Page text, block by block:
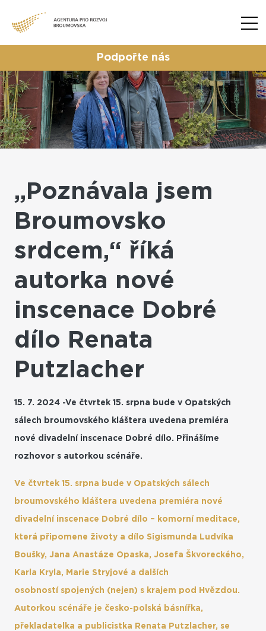
„Poznávala jsem
Broumovsko
srdcem,“ říká
autorka nové
inscenace Dobré
dílo Renata
Putzlacher
15. 7. 2024 -Ve čtvrtek 15. srpna bude v Opatských
sálech broumovského kláštera uvedena premiéra
nové divadelní inscenace Dobré dílo. Přinášíme
rozhovor s autorkou scénáře.
Ve čtvrtek 15. srpna bude v Opatských sálech
broumovského kláštera uvedena premiéra nové
divadelní inscenace Dobré dílo – komorní meditace,
která připomene životy a dílo Sigismunda Ludvíka
Boušky, Jana Anastáze Opaska, Josefa Škvoreckého,
Karla Kryla, Marie Stryjové a dalších
osobností spojených (nejen) s krajem pod Hvězdou.
Autorkou scénáře je česko-polská básnířka,
překladatelka a publicistka Renata Putzlacher, se
Podpořte nás